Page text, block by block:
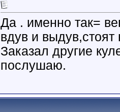
Да . именно так=
вдув и
Заказал другие
послушаю.